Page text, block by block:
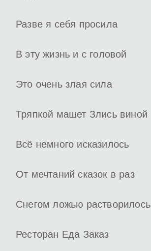
Разве я себя просила
В эту жизнь и с головой
Это очень злая сила
Тряпкой машет Злись виной
Всё немного исказилось
От мечтаний сказок в раз
Снегом ложью растворилось
Ресторан Еда Заказ